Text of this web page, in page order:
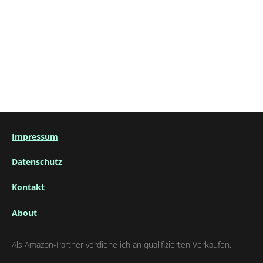
Impressum
Datenschutz
Kontakt
About
Als Amazon-Partner verdiene ich an qualifizierten Verkäufen.